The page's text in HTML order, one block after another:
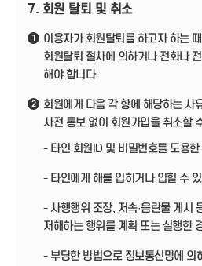
7. 회원 탈퇴 및 취소
1
이용자가 회원탈퇴를 하고자 하는
회원탈퇴 절차에 의하거나 전화나
해야 합니다.
2
회원에게 다음 각 항에 해당하는 사
사전 통보 없이 회원가입을 취소할
- 타인 회원ID 및 비밀번호를 도용한
- 타인에게 해를 입히거나 입힐 수
- 사행행위 조장, 저속·음란물 게시
저해하는 행위를 계획 또는 실행한
- 부당한 방법으로 정보통신망에 의